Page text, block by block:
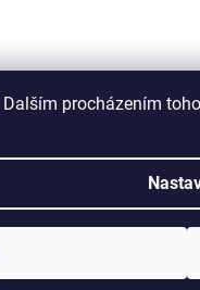
Dalším procházením